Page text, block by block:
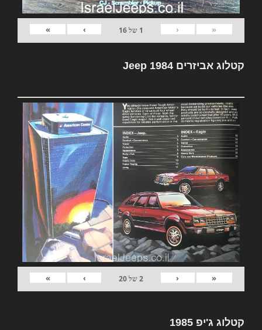
«
‹
1 של16
›
»
קטלוג אביזרים Jeep 1984
«
‹
2של20
›
»
קטלוג ג'יפ 1985